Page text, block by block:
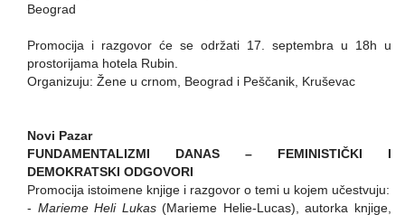
Beograd
Promocija i razgovor će se održati 17. septembra u 18h u
prostorijama hotela Rubin.
Organizuju: Žene u crnom, Beograd i Peščanik, Kruševac
Novi Pazar
FUNDAMENTALIZMI DANAS – FEMINISTIČKI I
DEMOKRATSKI ODGOVORI
Promocija istoimene knjige i razgovor o temi u kojem učestvuju:
- Marieme Heli Lukas(Marieme Helie-Lucas), autorka knjige,